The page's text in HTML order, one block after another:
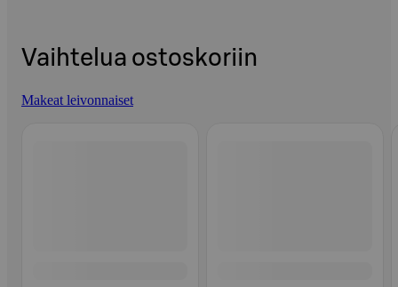
Vaihtelua ostoskoriin
Makeat leivonnaiset